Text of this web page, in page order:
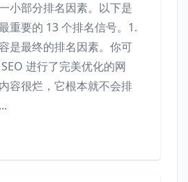
小部分排名因素。以下是
重要的 13 个排名信号。1.
是最终的排名因素。你可
进行了完美优化的网
容很烂，它根本就不会排